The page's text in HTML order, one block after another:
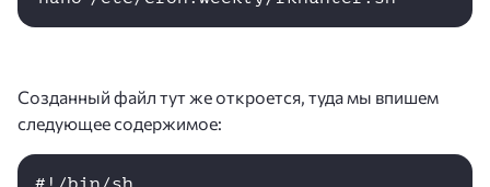
Созданный файл тут же откроется, туда мы впишем
следующее содержимое: